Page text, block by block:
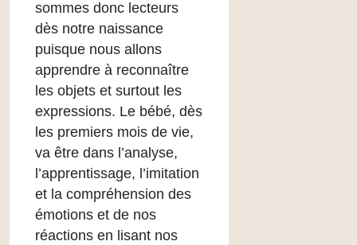
sommes donc lecteurs
dès notre naissance
puisque nous allons
apprendre à reconnaître
les objets et surtout les
expressions. Le bébé, dès
les premiers mois de vie,
va être dans l’analyse,
l’apprentissage, l’imitation
et la compréhension des
émotions et de nos
réactions en lisant nos